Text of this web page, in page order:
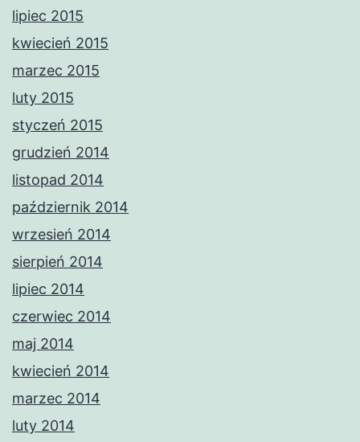
lipiec 2015
kwiecień 2015
marzec 2015
luty 2015
styczeń 2015
grudzień 2014
listopad 2014
październik 2014
wrzesień 2014
sierpień 2014
lipiec 2014
czerwiec 2014
maj 2014
kwiecień 2014
marzec 2014
luty 2014